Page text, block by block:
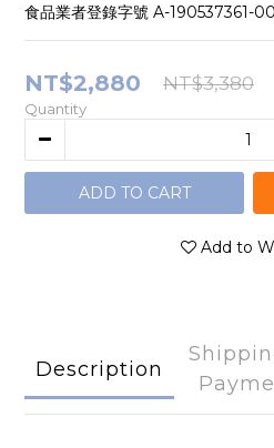
食品業者登錄字號 A-190537361-
NT$2,880 NT$3,380
Quantity
ADD TO CART
Add to
Description